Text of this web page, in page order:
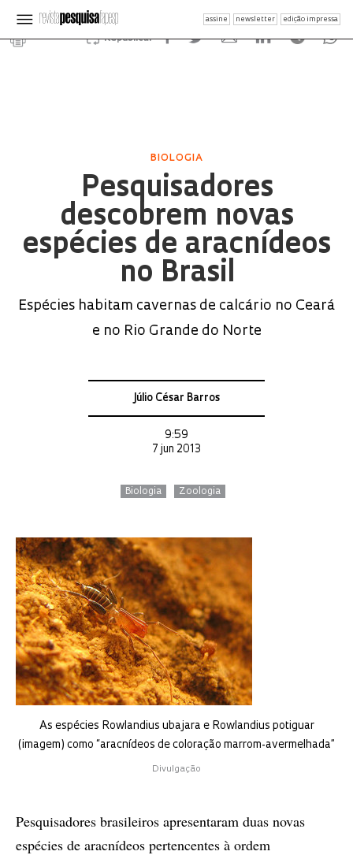
assine newsletter edição impressa
Republicar
BIOLOGIA
Pesquisadores
descobrem novas
espécies de aracnídeos
no Brasil
Espécies habitam cavernas de calcário no Ceará
e no Rio Grande do Norte
Júlio César Barros
9:59
7 jun 2013
Biologia Zoologia
As espécies Rowlandius ubajara e Rowlandius potiguar
(imagem) como “aracnídeos de coloração marrom-avermelhada”
Divulgação
Pesquisadores brasileiros apresentaram duas novas
espécies de aracnídeos pertencentes à ordem